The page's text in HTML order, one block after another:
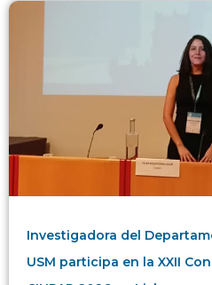
Investigadora del
USM participa en la XXII